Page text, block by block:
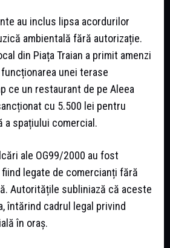
au inclus lipsa acordurilor
ambientală fără autorizație.
din Piața Traian a primit amenzi
unei terase
ce un restaurant de pe Aleea
cu 5.500 lei pentru
a spațiului comercial.
ale OG99/2000 au fost
legate de comercianți fără
Autoritățile subliniază că aceste
întărind cadrul legal privind
în oraș.